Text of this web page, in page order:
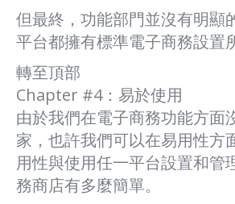
但最終，功能部門並沒有明顯
平台都擁有標準電子商務設置
轉至頂部
Chapter #4：易於使用
由於我們在電子商務功能方面
家，也許我們可以在易用性方
用性與使用任一平台設置和管
務商店有多麼簡單。